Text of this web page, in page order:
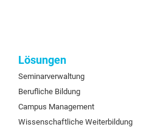
Lösungen
Seminarverwaltung
Berufliche Bildung
Campus Management
Wissenschaftliche Weiterbildung